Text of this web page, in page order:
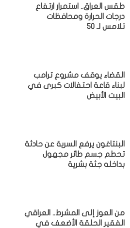
طقس العراق.. استمرار ارتفاع
درجات الحرارة ومحافظات
تلامس لـ 50
القضاء يوقف مشروع ترامب
لبناء قاعة احتفالات كبرى في
البيت الأبيض
البنتاغون يرفع السرية عن حادثة
تحطم جسم طائر مجهول
بداخله جثة بشرية
من العوز إلى المشرط.. العراقي
الفقير الحلقة الأضعف في